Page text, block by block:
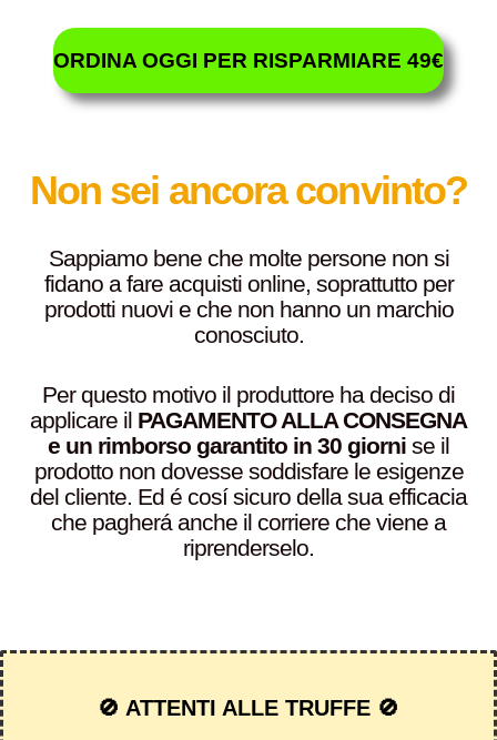
ORDINA OGGI PER RISPARMIARE 49€
Non sei ancora convinto?
Sappiamo bene che molte persone non si
fidano a fare acquisti online, soprattutto per
prodotti nuovi e che non hanno un marchio
conosciuto.
Per questo motivo il produttore ha deciso di
applicare il PAGAMENTO ALLA CONSEGNA
e un rimborso garantito in 30 giorni se il
prodotto non dovesse soddisfare le esigenze
del cliente. Ed é cosí sicuro della sua efficacia
che pagherá anche il corriere che viene a
riprenderselo.
🚫 ATTENTI ALLE TRUFFE 🚫